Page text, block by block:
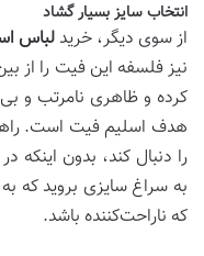
انتخاب سایز بسیار گشاد
از سوی دیگر، خرید لباس
نیز فلسفه این فیت را از
کرده و ظاهری نامرتب و
هدف اسلیم فیت است.
را دنبال کند، بدون
به سراغ سایزی بروید که
که ناراحت‌کننده باشد.